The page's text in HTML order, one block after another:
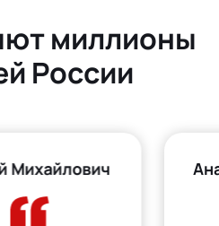
миллионы
России
Михайлович